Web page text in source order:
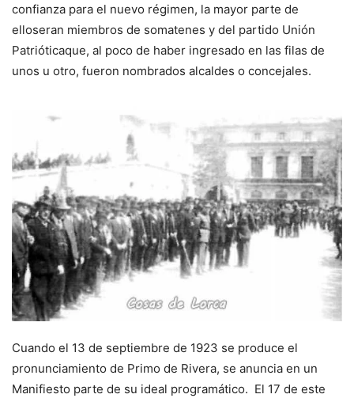
confianza para el nuevo régimen, la mayor parte de
elloseran miembros de somatenes y del partido Unión
Patrióticaque, al poco de haber ingresado en las filas de
unos u otro, fueron nombrados alcaldes o concejales.
Cuando el 13 de septiembre de 1923 se produce el
pronunciamiento de Primo de Rivera, se anuncia en un
Manifiesto parte de su ideal programático. El 17 de este